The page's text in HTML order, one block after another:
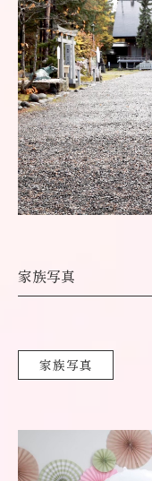
家族写真
家族写真